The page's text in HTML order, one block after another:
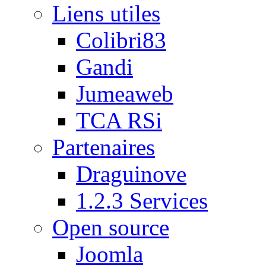
Liens utiles
Colibri83
Gandi
Jumeaweb
TCA RSi
Partenaires
Draguinove
1.2.3 Services
Open source
Joomla